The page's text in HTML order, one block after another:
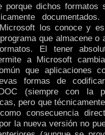
porque dichos formatos
los conoce y
que almacene o
El tener
a Microsoft
que aplicaciones
formas de
(siempre con la
pero que
consecuencia
la nueva versión no